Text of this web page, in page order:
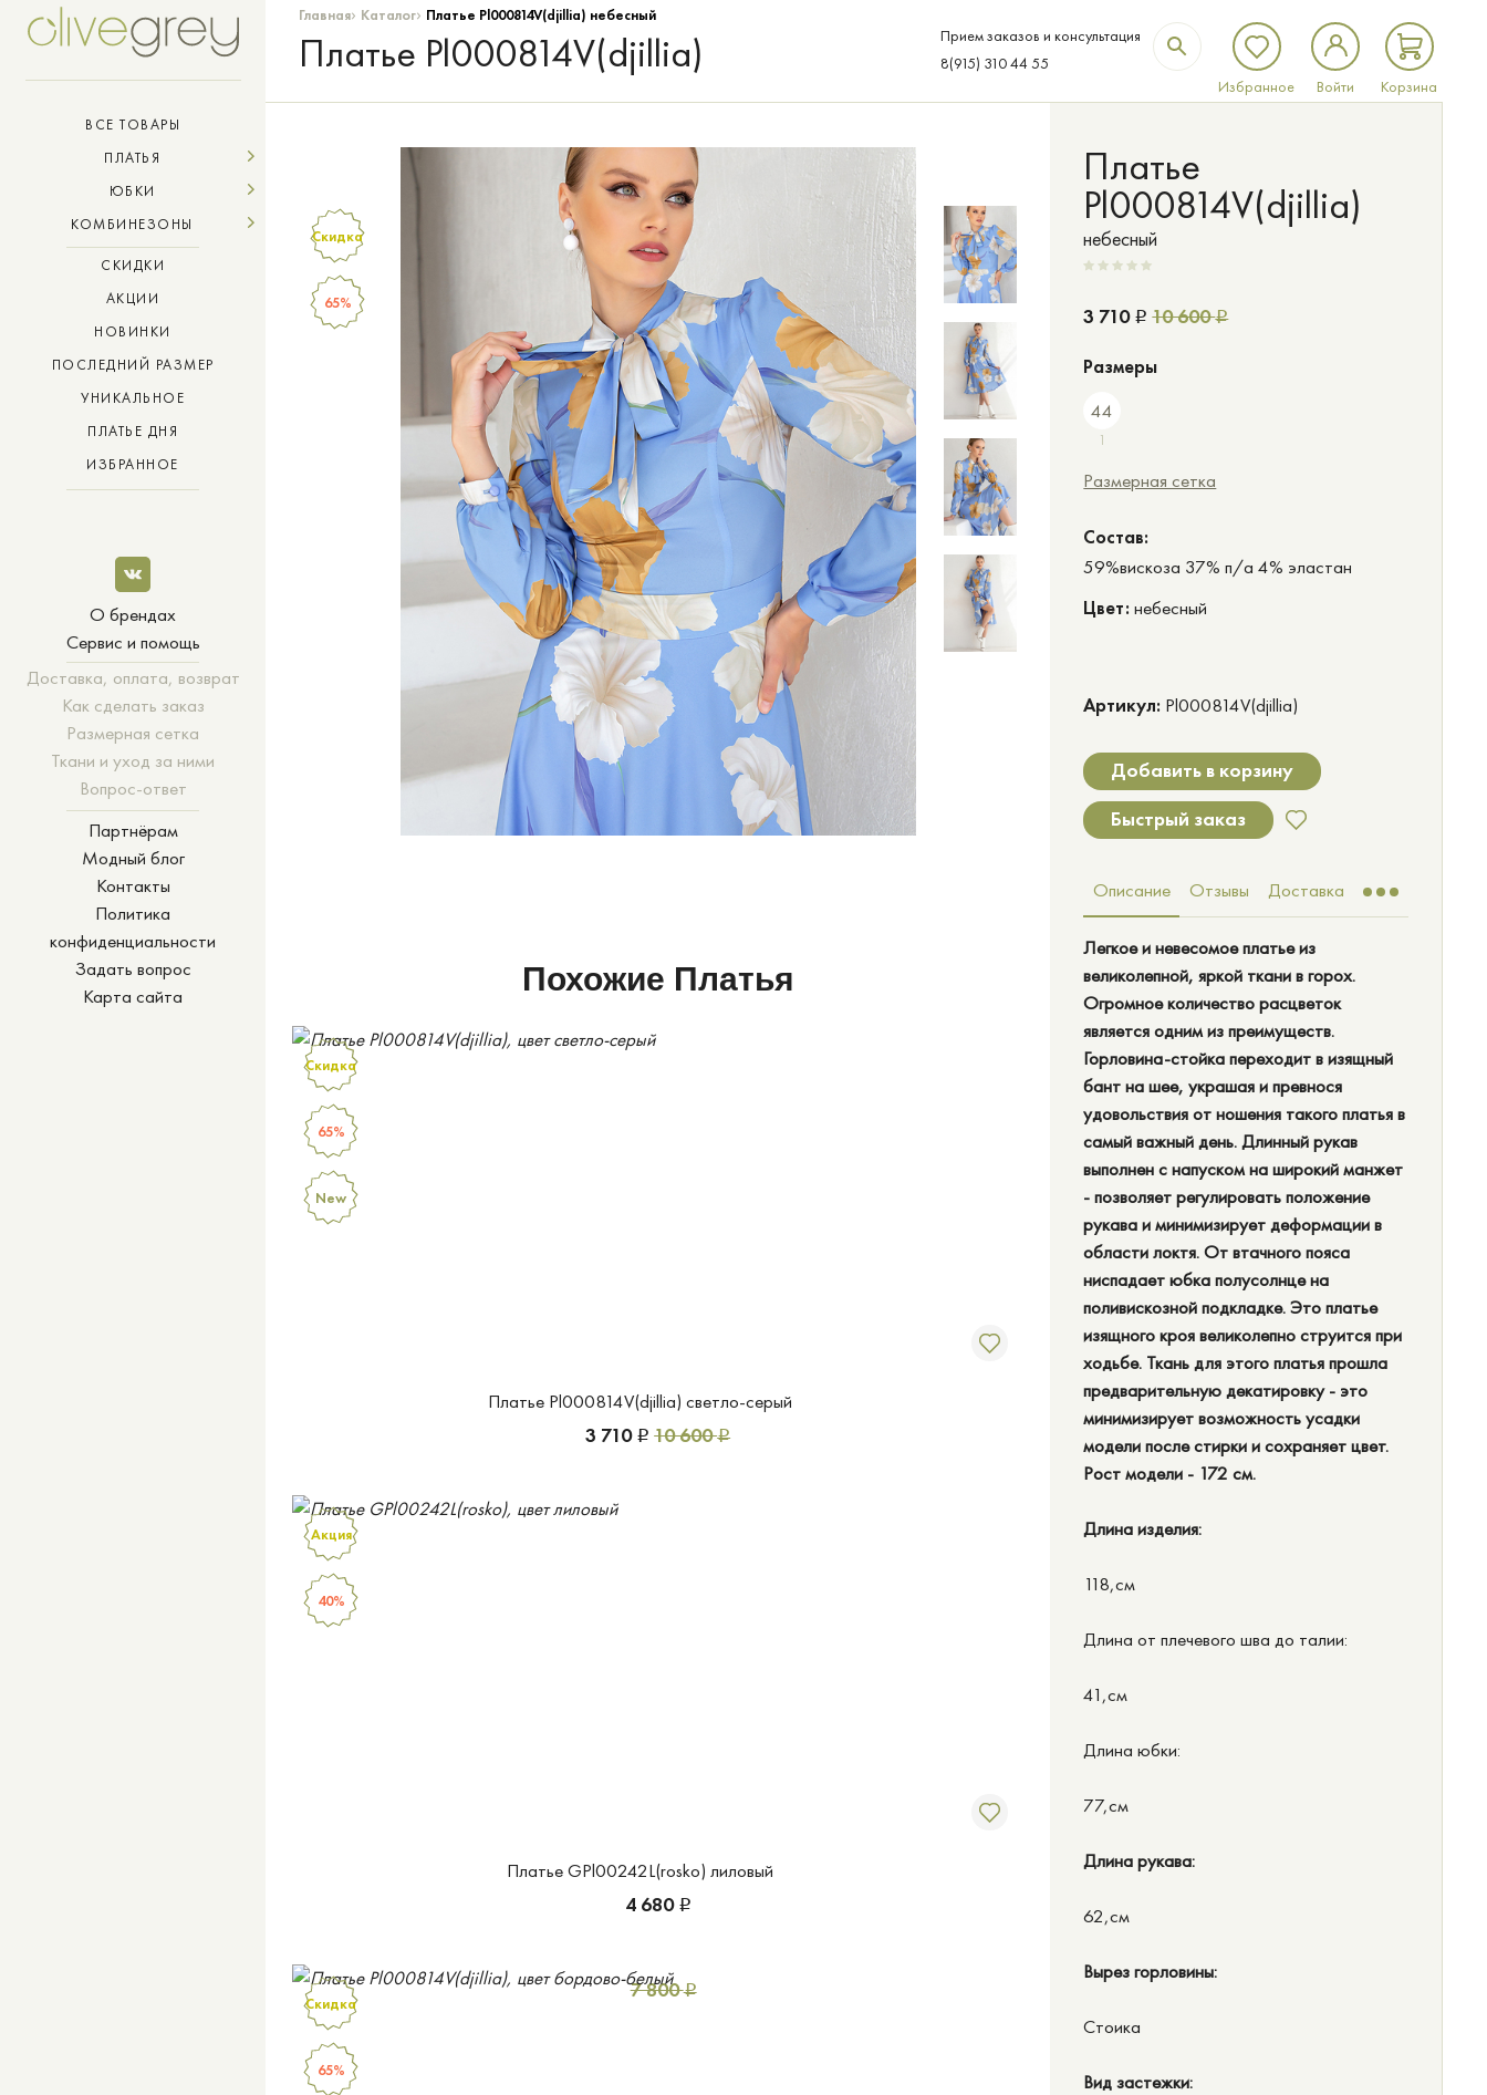
Главная› Каталог› Платье Pl000814V(djillia) небесный
ВСЕ ТОВАРЫ
ПЛАТЬЯ
ЮБКИ
КОМБИНЕЗОНЫ
СКИДКИ
АКЦИИ
НОВИНКИ
ПОСЛЕДНИЙ РАЗМЕР
УНИКАЛЬНОЕ
ПЛАТЬЕ ДНЯ
ИЗБРАННОЕ
О брендах
Сервис и помощь
Доставка, оплата, возврат
Как сделать заказ
Размерная сетка
Ткани и уход за ними
Вопрос-ответ
Партнёрам
Модный блог
Контакты
Политика
конфиденциальности
Задать вопрос
Карта сайта
Платье Pl000814V(djillia)
Прием заказов и консультация
8(915) 310 44 55
Избранное
Войти Корзина
Скидка
65%
Похожие Платья
Платье Pl000814V(djillia) светло-серый
3 710 Р 10 600Р
Скидка
65%
New
Платье GPl00242L(rosko) лиловый
4 680 Р
7 800Р
Акция
40%
Скидка
65%
Платье
Pl000814V(djillia)
небесный
3 710 Р 10 600Р
Размеры
44
1
Размерная сетка
Cостав:
59%вискоза 37% п/а 4% эластан
Цвет: небесный
Артикул: Pl000814V(djillia)
Добавить в корзину
Быстрый заказ
Описание Отзывы Доставка
Легкое и невесомое платье из
великолепной, яркой ткани в горох.
Огромное количество расцветок
является одним из преимуществ.
Горловина-стойка переходит в изящный
бант на шее, украшая и превнося
удовольствия от ношения такого платья в
самый важный день. Длинный рукав
выполнен с напуском на широкий манжет
- позволяет регулировать положение
рукава и минимизирует деформации в
области локтя. От втачного пояса
ниспадает юбка полусолнце на
поливискозной подкладке. Это платье
изящного кроя великолепно струится при
ходьбе. Ткань для этого платья прошла
предварительную декатировку - это
минимизирует возможность усадки
модели после стирки и сохраняет цвет.
Рост модели - 172 см.
Длина изделия:
118,см
Длина от плечевого шва до талии:
41,см
Длина юбки:
77,см
Длина рукава:
62,см
Вырез горловины:
Стоика
Вид застежки: